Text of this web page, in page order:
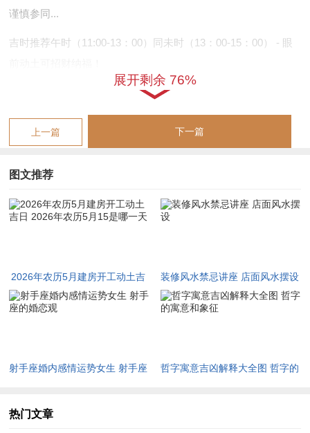
谨慎参同...
吉时推荐午时（11:00-13：00）同未时（13：00-15：00） - 眼
2026年5月14日（农历三月廿八 -星期四）- 此日危执位;宜纳
采、嫁娶、造车器、动土、进人口等、适合举行正式的开工仪
式、标记家宅以后人财两旺...
属马者需避开。
吉时选择辰时（7:00-9:00）能承接天地生气、最为有利。
且是“月忌日”;传统上认为“大事勿用”...五行穿衣指南建议今日大
吉色为白色、银色、杏色、乳白色- 当日五行生- 为贵人色。
士！此日冲羊- 属羊者不宜参同！
祀、祈福、求嗣、开光、动土等,利于祈求工程平安顺遂，子孙
展开剩余 76%
上一篇 下一篇
图文推荐
2026年农历5月建房开工动土吉
日 2026年农历5月15是哪一天
装修风水禁忌讲座 店面风水摆设
射手座婚内感情运势女生 射手座
哲字寓意吉凶解释大全图 哲字的
热门文章